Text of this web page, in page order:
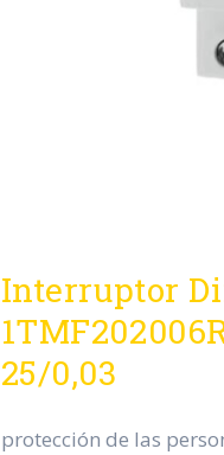
Interruptor
25/0,03
protección de las